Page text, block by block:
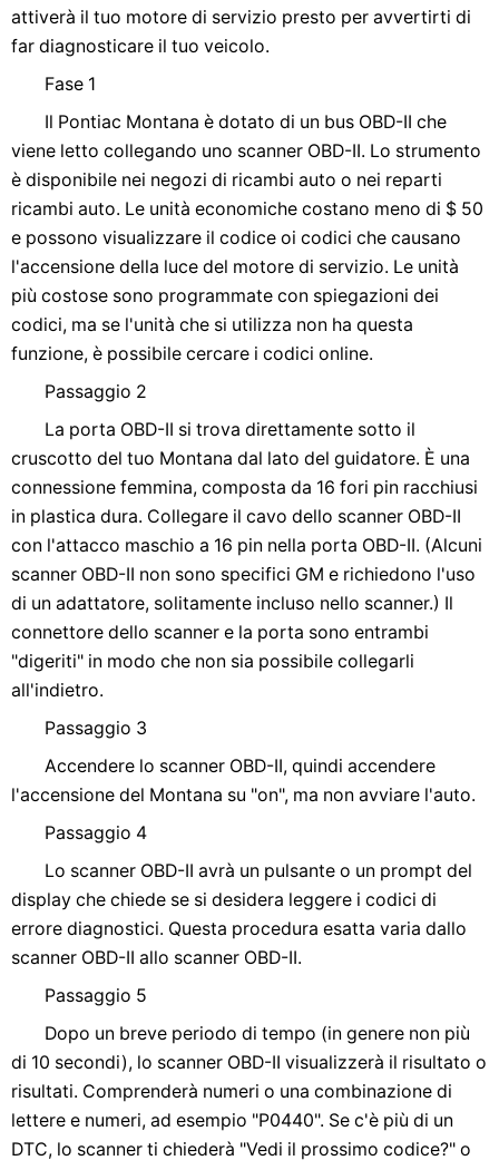
attiverà il tuo motore di servizio presto per avvertirti di
far diagnosticare il tuo veicolo.
Fase 1
Il Pontiac Montana è dotato di un bus OBD-II che
viene letto collegando uno scanner OBD-II. Lo strumento
è disponibile nei negozi di ricambi auto o nei reparti
ricambi auto. Le unità economiche costano meno di $ 50
e possono visualizzare il codice oi codici che causano
l'accensione della luce del motore di servizio. Le unità
più costose sono programmate con spiegazioni dei
codici, ma se l'unità che si utilizza non ha questa
funzione, è possibile cercare i codici online.
Passaggio 2
La porta OBD-II si trova direttamente sotto il
cruscotto del tuo Montana dal lato del guidatore. È una
connessione femmina, composta da 16 fori pin racchiusi
in plastica dura. Collegare il cavo dello scanner OBD-II
con l'attacco maschio a 16 pin nella porta OBD-II. (Alcuni
scanner OBD-II non sono specifici GM e richiedono l'uso
di un adattatore, solitamente incluso nello scanner.) Il
connettore dello scanner e la porta sono entrambi
"digeriti" in modo che non sia possibile collegarli
all'indietro.
Passaggio 3
Accendere lo scanner OBD-II, quindi accendere
l'accensione del Montana su "on", ma non avviare l'auto.
Passaggio 4
Lo scanner OBD-II avrà un pulsante o un prompt del
display che chiede se si desidera leggere i codici di
errore diagnostici. Questa procedura esatta varia dallo
scanner OBD-II allo scanner OBD-II.
Passaggio 5
Dopo un breve periodo di tempo (in genere non più
di 10 secondi), lo scanner OBD-II visualizzerà il risultato o
risultati. Comprenderà numeri o una combinazione di
lettere e numeri, ad esempio "P0440". Se c'è più di un
DTC, lo scanner ti chiederà "Vedi il prossimo codice?" o